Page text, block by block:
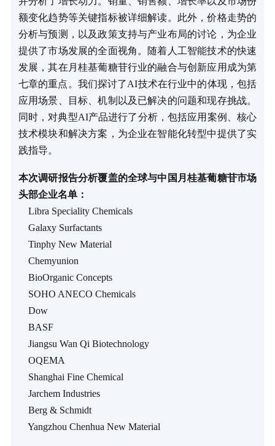
额变化趋势等关键指标被详细解读。此外，价格走势的
分析与预测，以及政策支持与产业布局的讨论，为企业
提供了市场发展的全面视角。随着人工智能技术的快速
发展，其在月桂基葡糖苷行业的融合与创新应用成为第
七章的重点。我们探讨了AI技术在行业中的体现，包括
应用场景、目标、机制以及已解决的问题和现存挑战。
同时，对典型AI产品进行了分析，包括应用案例、核心
技术模块和解决方案，为企业在智能化转型中提供了实
践指导。
本次调研报告分析覆盖的全球与中国月桂基葡糖苷市场
头部企业名单：
Libra Speciality Chemicals
Galaxy Surfactants
Tinphy New Material
Chemyunion
BioOrganic Concepts
SOHO ANECO Chemicals
Dow
BASF
Jiangsu Wan Qi Biotechnology
OQEMA
Shanghai Fine Chemical
Jarchem Industries
Berg & Schmidt
Yangzhou Chenhua New Material